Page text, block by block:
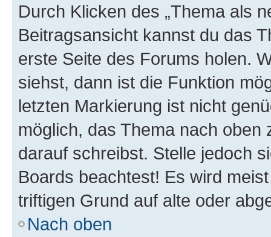
Durch Klicken des „Thema als
Beitragsansicht kannst du das
erste Seite des Forums holen.
siehst, dann ist die Funktion
letzten Markierung ist nicht
möglich, das Thema nach oben
darauf schreibst. Stelle jedoch
Boards beachtest! Es wird
triftigen Grund auf alte oder
Nach oben